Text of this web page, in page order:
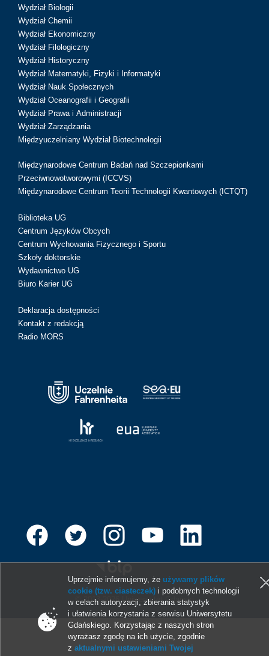
Wydział Biologii
Wydział Chemii
Wydział Ekonomiczny
Wydział Filologiczny
Wydział Historyczny
Wydział Matematyki, Fizyki i Informatyki
Wydział Nauk Społecznych
Wydział Oceanografii i Geografii
Wydział Prawa i Administracji
Wydział Zarządzania
Międzyuczelniany Wydział Biotechnologii
Międzynarodowe Centrum Badań nad Szczepionkami
Przeciwnowotworowymi (ICCVS)
Międzynarodowe Centrum Teorii Technologii Kwantowych (ICTQT)
Biblioteka UG
Centrum Języków Obcych
Centrum Wychowania Fizycznego i Sportu
Szkoły doktorskie
Wydawnictwo UG
Biuro Karier UG
Deklaracja dostępności
Kontakt z redakcją
Radio MORS
© 2013-2026 Uniwersytet Gdański
Uprzejmie informujemy, że używamy plików
cookie (tzw. ciasteczek) i podobnych technologii
w celach autoryzacji, zbierania statystyk
i ułatwienia korzystania z serwisu Uniwersytetu
Gdańskiego. Korzystając z naszych stron
wyrażasz zgodę na ich użycie, zgodnie
zaktualnymi ustawieniami Twojej